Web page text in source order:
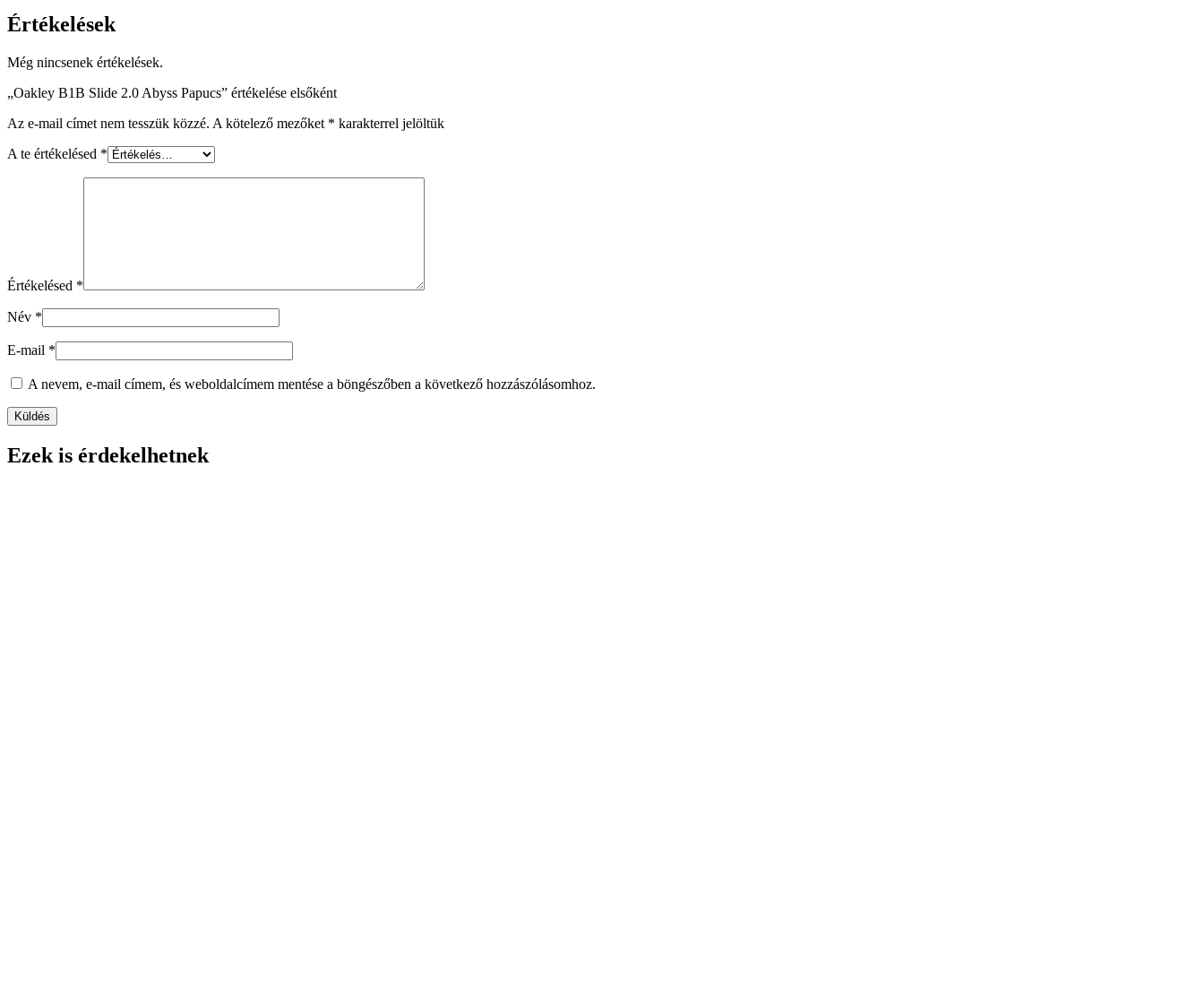
Értékelések
Még nincsenek értékelések.
„Oakley B1B Slide 2.0 Abyss Papucs” értékelése elsőként
Az e-mail címet nem tesszük közzé. A kötelező mezőket * karakterrel jelöltük
A te értékelésed *
Értékelésed *
Név *
E-mail *
A nevem, e-mail címem, és weboldalcímem mentése a böngészőben a következő hozzászólásomhoz.
Ezek is érdekelhetnek